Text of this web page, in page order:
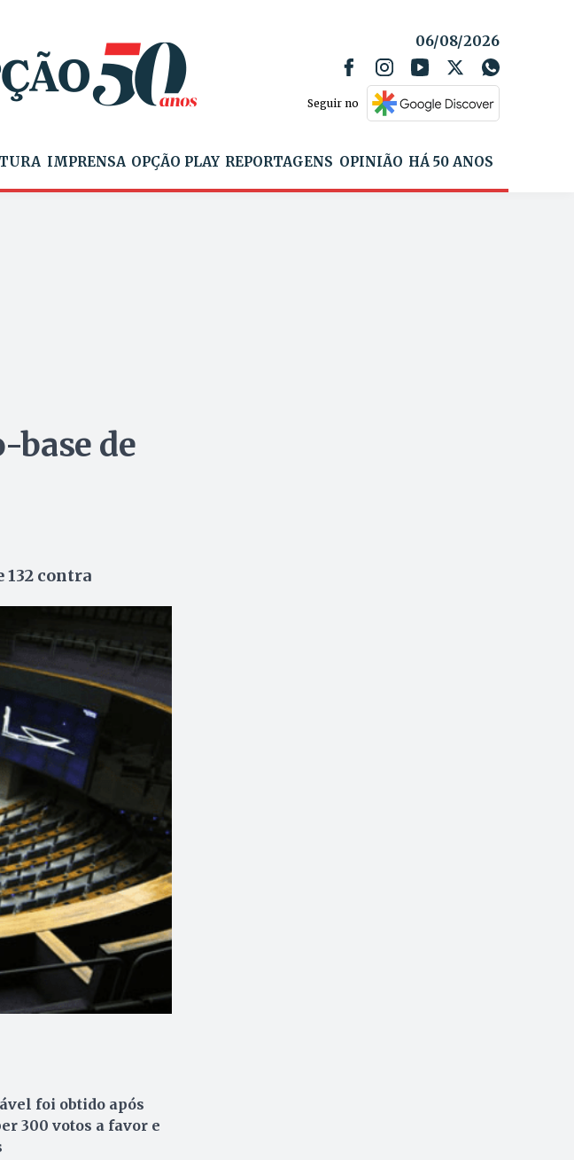
06/08/2026
Seguir no
IMPRENSA OPÇÃO PLAY REPORTAGENS OPINIÃO HÁ 50 ANOS
base de
132 contra
foi obtido após
300 votos a favor e